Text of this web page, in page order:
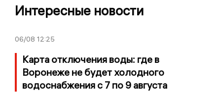
Интересные новости
06/08 12:25
Карта отключения воды: где в
Воронеже не будет холодного
водоснабжения с 7 по 9 августа